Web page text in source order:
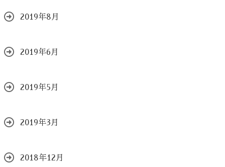
2019年8月
2019年6月
2019年5月
2019年3月
2018年12月